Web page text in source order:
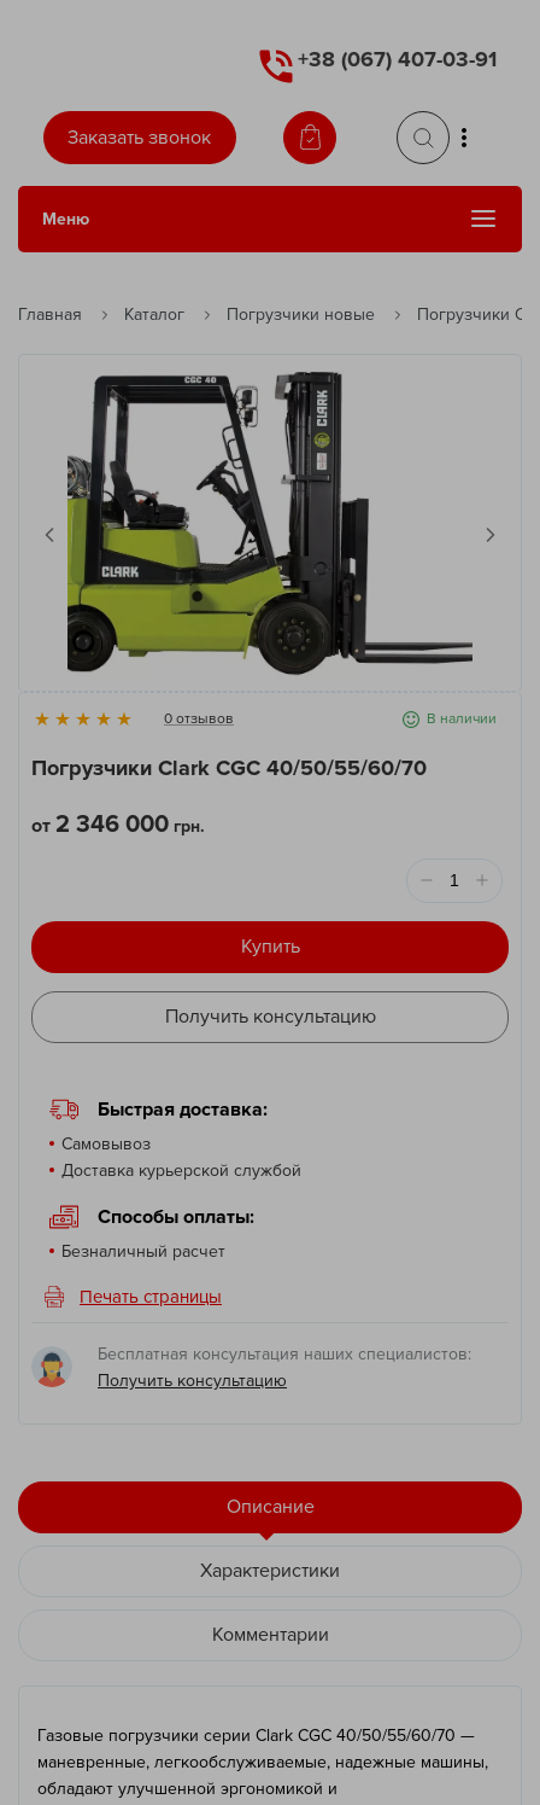
+38 (067) 407-03-91
Заказать звонок
Сменить язык
Меню
Главная Каталог Погрузчики новые Погрузчики
0 отзывов В наличии
Погрузчики Clark CGC 40/50/55/60/70
от 2 346 000 грн.
Купить
Получить консультацию
Быстрая доставка:
Самовывоз
Доставка курьерской службой
Способы оплаты:
Безналичный расчет
Печать страницы
Бесплатная консультация наших специалистов:
Получить консультацию
Описание
Характеристики
Комментарии
Газовые погрузчики серии Clark CGC 40/50/55/60/70 —
маневренные, легкообслуживаемые, надежные машины,
обладают улучшенной эргономикой и